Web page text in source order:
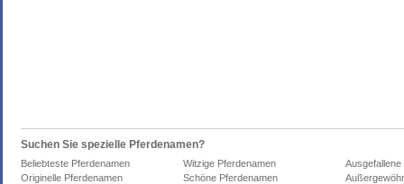
Suchen Sie spezielle Pferdenamen?
Beliebteste Pferdenamen Witzige Pferdenamen
Originelle Pferdenamen
Schöne Pferdenamen